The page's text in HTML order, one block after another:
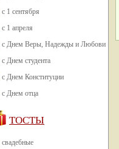
с 1 сентября
с 1 апреля
с Днем Веры, Надежды и Любови
с Днем студента
с Днем Конституции
с Днем отца
ТОСТЫ
свадебные